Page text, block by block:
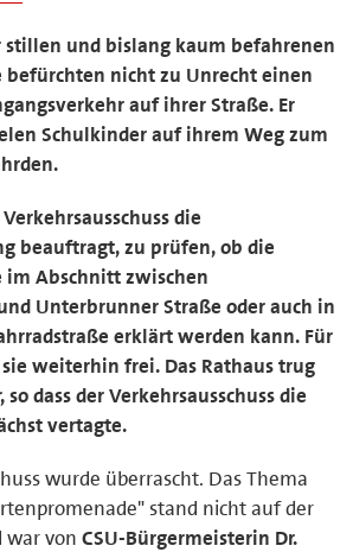
stillen und bislang kaum befahrenen
befürchten nicht zu Unrecht einen
auf ihrer Straße. Er
Schulkinder auf ihrem Weg zum
die
beauftragt, zu prüfen, ob die
im Abschnitt zwischen
Unterbrunner Straße oder auch in
erklärt werden kann. Für
weiterhin frei. Das Rathaus trug
dass der Verkehrsausschuss die
vertagte.
wurde überrascht. Das Thema
stand nicht auf der
war von CSU-Bürgermeisterin Dr.